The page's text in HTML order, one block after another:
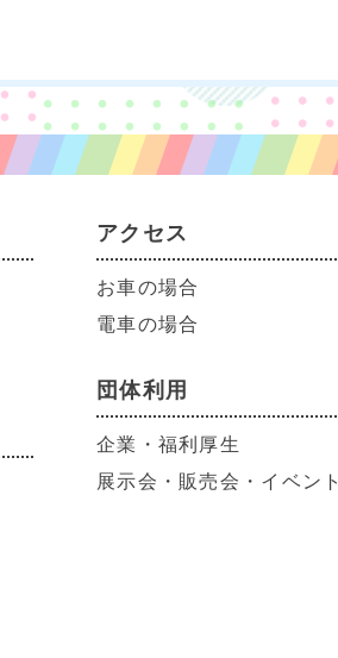
アクセス
お車の場合
電車の場合
団体利用
企業・福利厚生
展示会・販売会・イベント